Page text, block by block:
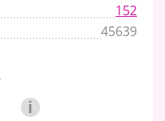
152
45639
i